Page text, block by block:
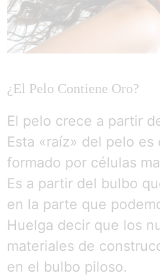
¿El Pelo Contiene Oro?
El pelo crece a partir
Esta «raíz» del pelo
formado por células
Es a partir del bulbo
en la parte que
Huelga decir que los
materiales de
en el bulbo piloso.